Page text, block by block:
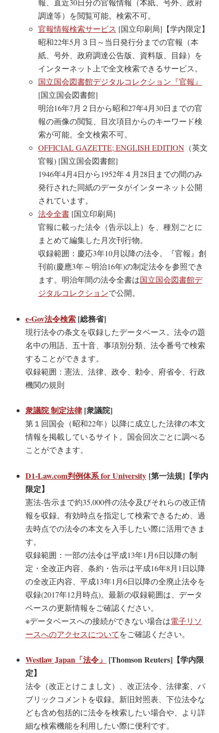
報、直近30日分の官報情報（本紙、号外、政府
調達等）を閲覧可能。検索不可。
官報情報検索サービス [国立印刷局]【学内限定】
昭和22年5月３日～当日発行分までの官報（本
紙、号外、政府調達公告版、資料版、目録）を
インターネット上で全文検索できるサービス。
国立国会図書館デジタルコレクション『官報』
[国立国会図書館]
明治16年7月２日から昭和27年4月30日までの官
報の画像の閲覧、目次項目からのキーワード検
索が可能。全文検索不可。
OFFICIAL GAZETTE; ENGLISH EDITION（英文
官報) [国立国会図書館]
1946年4月4日から1952年４月28日までの間のみ
発行された同紙のデータがインターネット公開
されています。
法令全書[国立印刷局]
官報に載った法令（告示以上）を、種別ごとに
まとめて編集した月次刊行物。
収録範囲：慶応3年10月以降の法令。『官報』創
刊前(慶應3年～明治16年)の制定法令を参照でき
ます。明治年間の法令全書は国立国会図書館デ
ジタルコレクションで公開。
e-Gov法令検索 [総務省]
現行法令の条文を収録したデータベース。法令の題
名中の用語、五十音、事項別分類、法令番号で検索
することができます。
収録範囲：憲法、法律、政令、勅令、府省令、行政
機関の規則
衆議院 制定法律[衆議院]
第１回国会（昭和22年）以降に成立した法律の本文
情報を掲載しているサイト。国会回次ごとに調べる
ことができます。
D1-Law.com判例体系 for University [第一法規]【学内
限定】
憲法-告示まで約35,000件の法令及びそれらの改正情
報を収録。有効時点を指定して検索できるため、過
去時点での法令の本文を入手したい際に活用できま
す。
収録範囲：一部の法令は平成13年1月6日以降の制
定・全改正内容、条約・告示は平成16年8月1日以降
の全改正内容、平成13年1月6日以降の全廃止法令を
収録(2017年12月時点)。最新の収録範囲は、データ
ベースの更新情報をご確認ください。
※データベースへの接続ができない場合は電子リソ
ースへのアクセスについてをご確認ください。
Westlaw Japan「法令」 [Thomson Reuters]【学内限
定】
法令（改正とけこまし文）、改正法令、法律案、パ
ブリックコメントを収録。新旧対照表、下位法令な
ども含め包括的に法令を検索したい場合や、より詳
細な検索機能を利用したい際に便利です。